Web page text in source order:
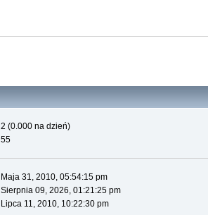
2 (0.000 na dzień)
55
Maja 31, 2010, 05:54:15 pm
Sierpnia 09, 2026, 01:21:25 pm
Lipca 11, 2010, 10:22:30 pm